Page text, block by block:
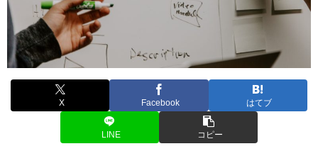
X Facebook はてブ
LINE コピー